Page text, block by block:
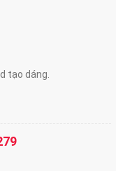
tạo dáng.